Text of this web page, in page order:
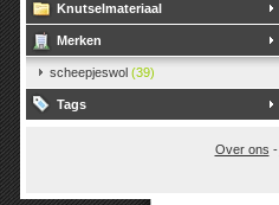
Knutselmateriaal
Merken
scheepjeswol (39)
Tags
Over ons -